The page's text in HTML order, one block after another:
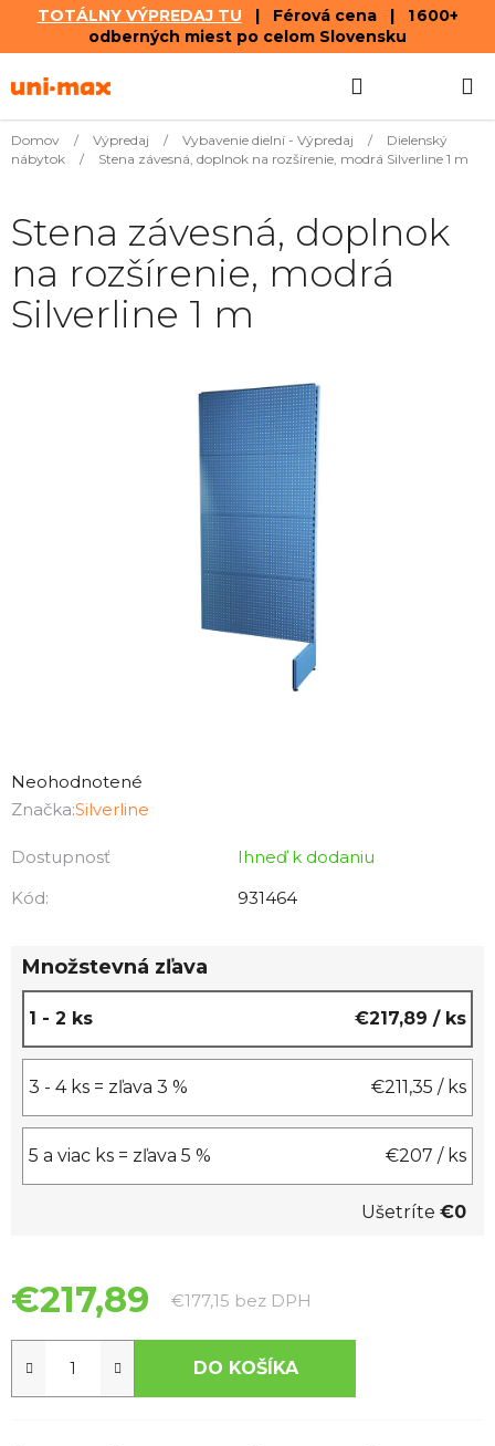
TOTÁLNY VÝPREDAJ TU | Férová cena | 1 600+
odberných miest po celom Slovensku
na
KOŠÍK
Domov / Výpredaj / Vybavenie dielní - Výpredaj /
Dielenský
nábytok
/ Stena závesná, doplnok na rozšírenie, modrá Silverline 1 m
hodnotenie
produktu
0,0
z
Neohodnotené
Značka:Silverline
Dostupnosť
Ihneď k dodaniu
Kód:
931464
Množstevná zľava
1 - 2 ks €217,89 / ks
3 - 4 ks = zľava 3 % €211,35 / ks
5 a viac ks = zľava 5 % €207 / ks
Ušetríte €0
€217,89 €177,15 bez DPH
DO KOŠÍKA
Stena závesná, doplnok
na rozšírenie, modrá
Silverline 1 m